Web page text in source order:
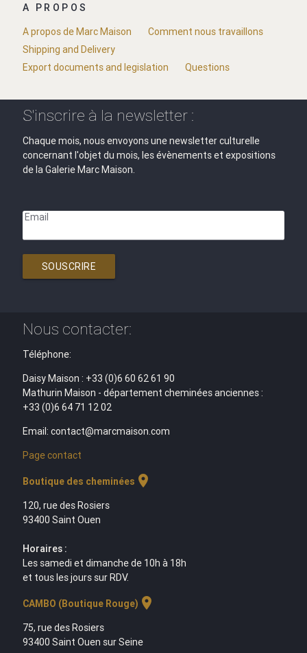
A PROPOS
A propos de Marc Maison
Comment nous travaillons
Shipping and Delivery
Export documents and legislation
Questions
S'inscrire à la newsletter :
Chaque mois, nous envoyons une newsletter culturelle
concernant l'objet du mois, les évènements et expositions
de la Galerie Marc Maison.
Email
SOUSCRIRE
Nous contacter:
Téléphone:
Daisy Maison : +33 (0)6 60 62 61 90
Mathurin Maison - département cheminées anciennes :
+33 (0)6 64 71 12 02
Email: contact@marcmaison.com
Page contact
Boutique des cheminées location_on
120, rue des Rosiers
93400 Saint Ouen
Horaires :
Les samedi et dimanche de 10h à 18h
et tous les jours sur RDV.
CAMBO (Boutique Rouge) location_on
75, rue des Rosiers
93400 Saint Ouen sur Seine